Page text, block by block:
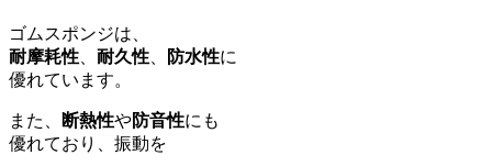
ゴムスポンジは、
耐摩耗性
耐久性 防水性に
優れています。
また、 断熱性や防音性にも
優れており、振動を